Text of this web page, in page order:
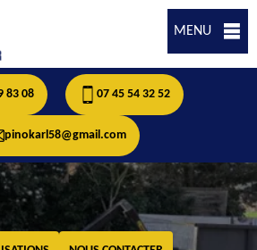
MENU
83 08 07 45 54 32 52
pinokarl58@gmail.com